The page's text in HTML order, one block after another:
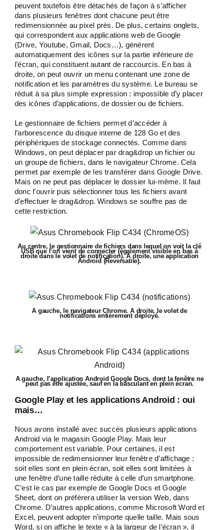
peuvent toutefois être détachés de façon à s’afficher
dans plusieurs fenêtres dont chacune peut être
redimensionnée au pixel près. De plus, certains onglets,
qui correspondent aux applications web de Google
(Drive, Youtube, Gmail, Docs…), génèrent
automatiquement des icônes sur la partie inférieure de
l’écran, qui constituent autant de raccourcis. En bas à
droite, on peut ouvrir un menu contenant une zone de
notification et les paramètres du système. Le bureau se
réduit à sa plus simple expression : impossible d’y placer
des icônes d’applications, de dossier ou de fichiers.
Le gestionnaire de fichiers permet d’accéder à
l’arborescence du disque interne de 128 Go et des
périphériques de stockage connectés. Comme dans
Windows, on peut déplacer par drag&drop un fichier ou
un groupe de fichiers, dans le navigateur Chrome. Cela
permet par exemple de les transférer dans Google Drive.
Mais on ne peut pas déplacer le dossier lui-même. Il faut
donc l’ouvrir puis sélectionner tous les fichiers avant
d’effectuer le drag&drop. Windows se souffre pas de
cette restriction.
Au centre, le gestionnaire de fichiers dans lequel on voit la clé
USB que l’on vient de connecter (également visible en bas à
droite dans le volet de notification). A droite, une application
Android (Reversatile).
A gauche, le navigateur Chrome. A droite, le volet de
notifications entièrement déployé.
A gauche, l’application Android Google Docs, dont la fenêtre ne
peut pas être ajustée, sauf en la basculant en plein écran.
Google Play et les applications Android : oui
mais…
Nous avons installé avec succès plusieurs applications
Android via le magasin Google Play. Mais leur
comportement est variable. Pour certaines, il est
impossible de redimensionner leur fenêtre d’affichage :
soit elles sont en plein écran, soit elles sont limitées à
une fenêtre d’une taille réduite à celle d’un smartphone.
C’est le cas par exemple de Google Docs et Google
Sheet, dont on préfèrera utiliser la version Web, dans
Chrome. D’autres applications, comme Microsoft Word et
Excel, peuvent adopter n’importe quelle taille. Mais sous
Word, si on affiche le texte « à la largeur de l’écran », il